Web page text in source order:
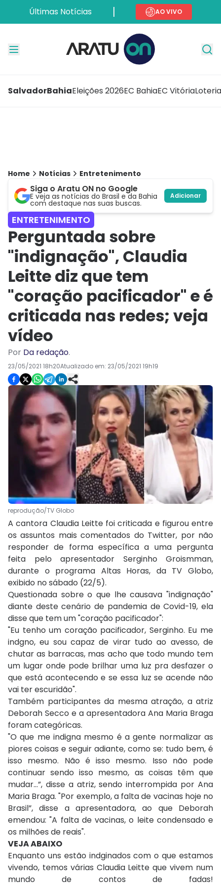
Últimas Notícias AO VIVO
SalvadorBahiaEleições 2026EC BahiaEC Vitória
Home Notícias Entretenimento
Siga o Aratu ON no Google
E veja as notícias do Brasil e da Bahia
com destaque nas suas buscas.
Adicionar
ENTRETENIMENTO
Perguntada sobre
"indignação", Claudia
Leitte diz que tem
"coração pacificador" e é
criticada nas redes; veja
vídeo
Por Da redação.
23/05/2021 18h20Atualizado em: 23/05/2021 19h19
reprodução/TV Globo
A cantora Claudia Leitte foi criticada e figurou entre
os assuntos mais comentados do Twitter, por não
responder de forma específica a uma pergunta
feita pelo apresentador Serginho Groismman,
durante o programa Altas Horas, da TV Globo,
exibido no sábado (22/5).
Questionada sobre o que lhe causava "indignação"
diante deste cenário de pandemia de Covid-19, ela
disse que tem um "coração pacificador":
"Eu tenho um coração pacificador, Serginho. Eu me
indgno, eu sou capaz de virar tudo ao avesso, de
chutar as barracas, mas acho que todo mundo tem
um lugar onde pode brilhar uma luz pra desfazer o
que está acontecendo e se essa luz se acende não
vai ter escuridão".
Também participantes da mesma atração, a atriz
Deborah Secco e a apresentadora Ana Maria Braga
foram categóricas.
"O que me indigna mesmo é a gente normalizar as
piores coisas e seguir adiante, como se: tudo bem, é
isso mesmo. Não é isso mesmo. Isso não pode
continuar sendo isso mesmo, as coisas têm que
mudar…”, disse a atriz, sendo interrompida por Ana
Maria Braga. "Por exemplo, a falta de vacinas hoje no
Brasil”, disse a apresentadora, ao que Deborah
emendou: "A falta de vacinas, o leite condensado e
os milhões de reais".
VEJA ABAIXO
Enquanto uns estão indginados com o que estamos
vivendo, temos várias Claudia Leitte que vivem num
mundo de contos de fadas!